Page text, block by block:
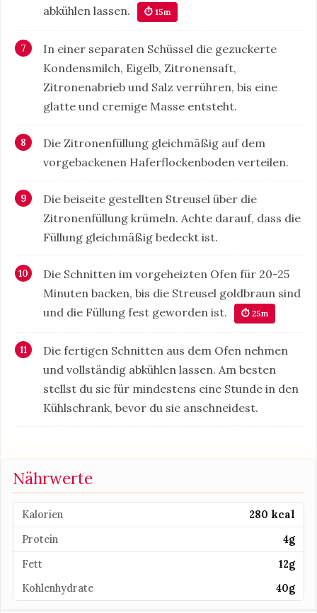
abkühlen lassen.
⏱ 15m
In einer separaten Schüssel die gezuckerte
Kondensmilch, Eigelb, Zitronensaft,
Zitronenabrieb und Salz verrühren, bis eine
glatte und cremige Masse entsteht.
Die Zitronenfüllung gleichmäßig auf dem
vorgebackenen Haferflockenboden verteilen.
Die beiseite gestellten Streusel über die
Zitronenfüllung krümeln. Achte darauf, dass die
Füllung gleichmäßig bedeckt ist.
Die Schnitten im vorgeheizten Ofen für 20-25
Minuten backen, bis die Streusel goldbraun sind
und die Füllung fest geworden ist.
⏱ 25m
Die fertigen Schnitten aus dem Ofen nehmen
und vollständig abkühlen lassen. Am besten
stellst du sie für mindestens eine Stunde in den
Kühlschrank, bevor du sie anschneidest.
Nährwerte
Kalorien
280 kcal
Protein
4g
Fett
12g
Kohlenhydrate
40g